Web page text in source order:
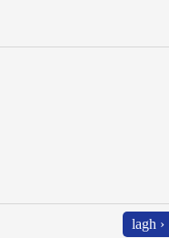
lagh ›